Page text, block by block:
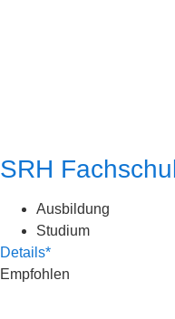
SRH
Ausbildung
Studium
Details*
Empfohlen